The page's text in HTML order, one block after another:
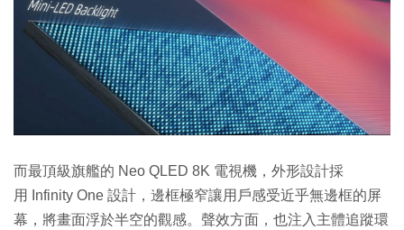
而最頂級旗艦的 Neo QLED 8K 電視機，外形設計採
用 Infinity One 設計，邊框極窄讓用戶感受近乎無邊框的屏
幕，將畫面浮於半空的觀感。聲效方面，也注入主體追蹤環